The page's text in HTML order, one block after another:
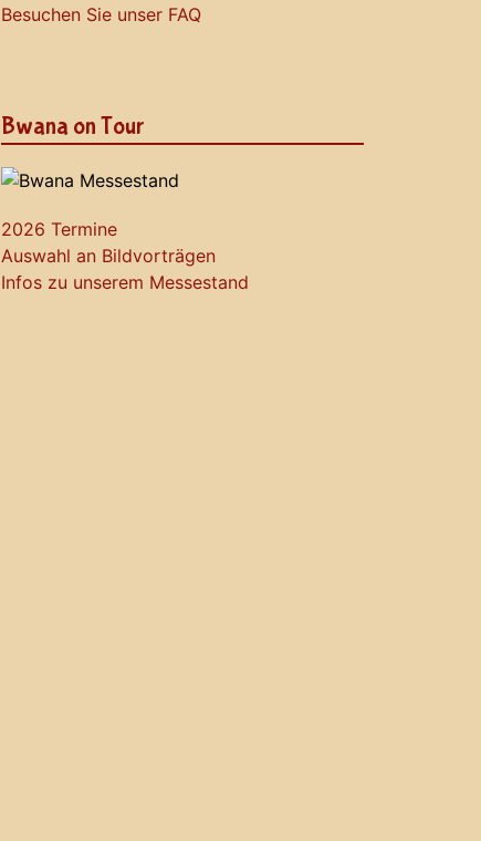
Besuchen Sie unser FAQ
Bwana on Tour
2026 Termine
Auswahl an Bildvorträgen
Infos zu unserem Messestand